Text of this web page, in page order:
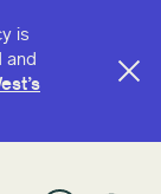
is
and